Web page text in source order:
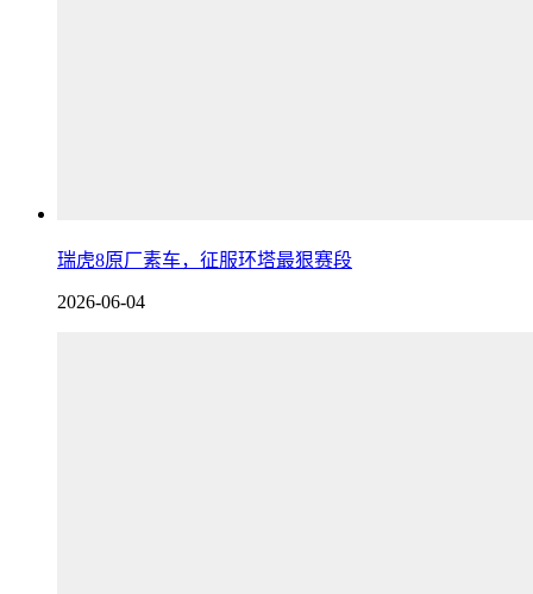
瑞虎8原厂素车，征服环塔最狠赛段
2026-06-04